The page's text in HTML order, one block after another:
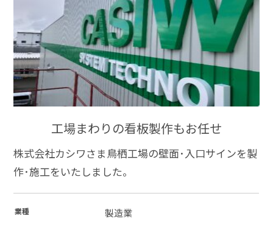
工場まわりの看板製作もお任せ
株式会社カシワさま鳥栖工場の壁面･入口サインを製
作･施工をいたしました。
業種 製造業